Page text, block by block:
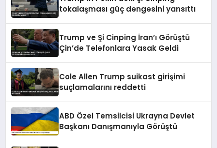
tokalaşması güç dengesini yansıttı
Trump ve Şi Cinping İran’ı Görüştü
Çin’de Telefonlara Yasak Geldi
Cole Allen Trump suikast girişimi
suçlamalarını reddetti
ABD Özel Temsilcisi Ukrayna Devlet
Başkanı Danışmanıyla Görüştü